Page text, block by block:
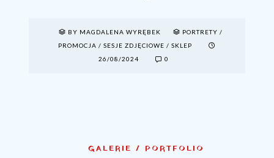
BY MAGDALENA WYRĘBEK PORTRETY /
PROMOCJA / SESJE ZDJĘCIOWE / SKLEP
26/08/2024
0
GALERIE / PORTFOLIO